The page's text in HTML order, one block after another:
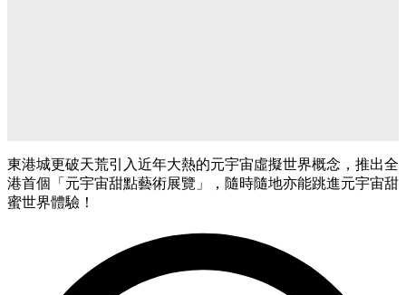
東港城更破天荒引入近年大熱的元宇宙虛擬世界概念，推出全
港首個「元宇宙甜點藝術展覽」，隨時隨地亦能跳進元宇宙甜
蜜世界體驗！